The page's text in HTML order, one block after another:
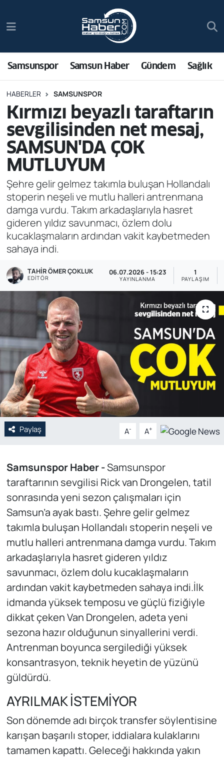
Samsunspor Samsun Haber Gündem Sağlık
HABERLER SAMSUNSPOR
Kırmızı beyazlı taraftarın
sevgilisinden net mesaj,
SAMSUN'DA ÇOK
MUTLUYUM
Şehre gelir gelmez takımla buluşan Hollandalı
stoperin neşeli ve mutlu halleri antrenmana
damga vurdu. Takım arkadaşlarıyla hasret
gideren yıldız savunmacı, özlem dolu
kucaklaşmaların ardından vakit kaybetmeden
sahaya indi.
TAHIR ÖMER ÇOKLUK
EDITÖR
06.07.2026 - 15:23
YAYINLANMA
1
PAYLAŞIM
Paylaş A- A+
Samsunspor Haber -Samsunspor
taraftarının sevgilisi Rick van Drongelen, tatil
sonrasında yeni sezon çalışmaları için
Samsun’a ayak bastı. Şehre gelir gelmez
takımla buluşan Hollandalı stoperin neşeli ve
mutlu halleri antrenmana damga vurdu. Takım
arkadaşlarıyla hasret gideren yıldız
savunmacı, özlem dolu kucaklaşmaların
ardından vakit kaybetmeden sahaya indi.İlk
idmanda yüksek temposu ve güçlü fiziğiyle
dikkat çeken Van Drongelen, adeta yeni
sezona hazır olduğunun sinyallerini verdi.
Antrenman boyunca sergilediği yüksek
konsantrasyon, teknik heyetin de yüzünü
güldürdü.
AYRILMAK İSTEMİYOR
Son dönemde adı birçok transfer söylentisine
karışan başarılı stoper, iddialara kulaklarını
tamamen kapattı. Geleceği hakkında yakın
Samsun Haber
Sağlık
Asayiş
Bilim ve Teknoloji
Bölge
Dünya
Ekonomi
Genel
Gündem
Özel Haber
POLİTİKA
Siyaset
Spor
Web Tv
Yerel
Trafik Durumu
Süper Lig Puan Durumu ve Fikstür
Tüm Manşetler
Son Dakika Haberleri
Haber Arşivi